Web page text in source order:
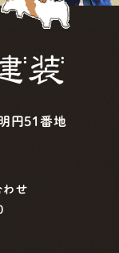
円51番地
わせ